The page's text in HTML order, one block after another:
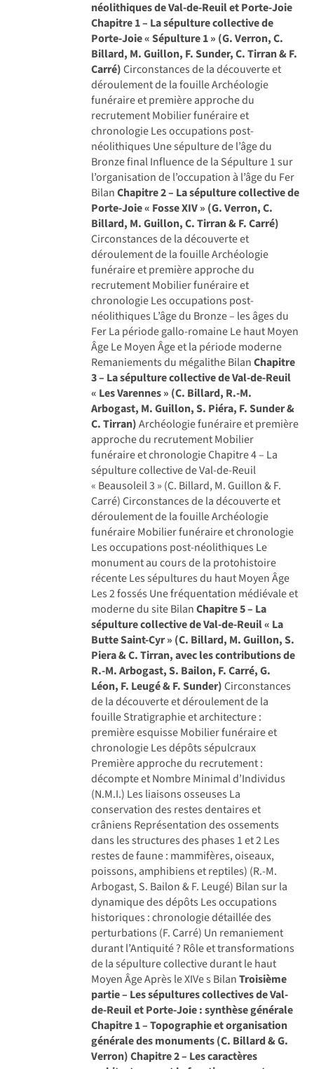
néolithiques de Val-de-Reuil et Porte-Joie
Chapitre 1 – La sépulture collective de
Porte-Joie « Sépulture 1 » (G. Verron, C.
Billard, M. Guillon, F. Sunder, C. Tirran & F.
Carré)Circonstances de la découverte et
déroulement de la fouille Archéologie
funéraire et première approche du
recrutement Mobilier funéraire et
chronologie Les occupations post-
néolithiques Une sépulture de l’âge du
Bronze final Influence de la Sépulture 1 sur
l’organisation de l’occupation à l’âge du Fer
BilanChapitre 2 – La sépulture collective de
Porte-Joie « Fosse XIV » (G. Verron, C.
Billard, M. Guillon, C. Tirran & F. Carré)
Circonstances de la découverte et
déroulement de la fouille Archéologie
funéraire et première approche du
recrutement Mobilier funéraire et
chronologie Les occupations post-
néolithiques L’âge du Bronze – les âges du
Fer La période gallo-romaine Le haut Moyen
Âge Le Moyen Âge et la période moderne
Remaniements du mégalithe BilanChapitre
3 – La sépulture collective de Val-de-Reuil
« Les Varennes » (C. Billard, R.-M.
Arbogast, M. Guillon, S. Piéra, F. Sunder &
C. Tirran)Archéologie funéraire et première
approche du recrutement Mobilier
funéraire et chronologie Chapitre 4 – La
sépulture collective de Val-de-Reuil
« Beausoleil 3 » (C. Billard, M. Guillon & F.
Carré) Circonstances de la découverte et
déroulement de la fouille Archéologie
funéraire Mobilier funéraire et chronologie
Les occupations post-néolithiques Le
monument au cours de la protohistoire
récente Les sépultures du haut Moyen Âge
Les 2 fossés Une fréquentation médiévale et
moderne du site BilanChapitre 5 – La
sépulture collective de Val-de-Reuil « La
Butte Saint-Cyr » (C. Billard, M. Guillon, S.
Piera & C. Tirran, avec les contributions de
R.-M. Arbogast, S. Bailon, F. Carré, G.
Léon, F. Leugé & F. Sunder)Circonstances
de la découverte et déroulement de la
fouille Stratigraphie et architecture :
première esquisse Mobilier funéraire et
chronologie Les dépôts sépulcraux
Première approche du recrutement :
décompte et Nombre Minimal d’Individus
(N.M.I.) Les liaisons osseuses La
conservation des restes dentaires et
crâniens Représentation des ossements
dans les structures des phases 1 et 2 Les
restes de faune : mammifères, oiseaux,
poissons, amphibiens et reptiles) (R.-M.
Arbogast, S. Bailon & F. Leugé) Bilan sur la
dynamique des dépôts Les occupations
historiques : chronologie détaillée des
perturbations (F. Carré) Un remaniement
durant l’Antiquité ? Rôle et transformations
de la sépulture collective durant le haut
Moyen Âge Après le XIVe s BilanTroisième
partie – Les sépultures collectives de Val-
de-Reuil et Porte-Joie : synthèse générale
Chapitre 1 – Topographie et organisation
générale des monuments (C. Billard & G.
Verron)Chapitre 2 – Les caractères